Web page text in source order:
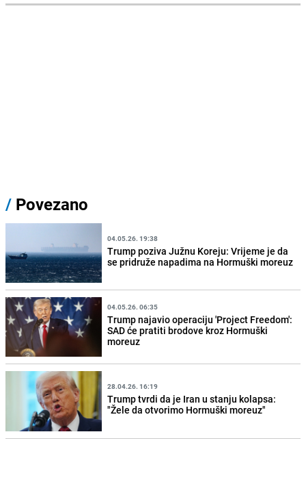
/ Povezano
04.05.26. 19:38
Trump poziva Južnu Koreju: Vrijeme je da
se pridruže napadima na Hormuški moreuz
04.05.26. 06:35
Trump najavio operaciju 'Project Freedom':
SAD će pratiti brodove kroz Hormuški
moreuz
28.04.26. 16:19
Trump tvrdi da je Iran u stanju kolapsa:
"Žele da otvorimo Hormuški moreuz"